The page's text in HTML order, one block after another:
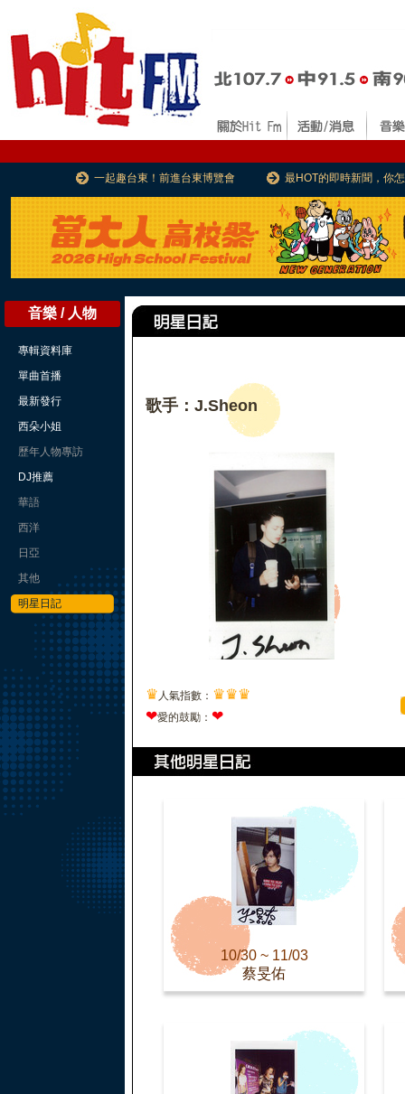
一起趣台東！前進台東博覽會 最HOT的即時新聞，你
音樂 / 人物
專輯資料庫
單曲首播
最新發行
西朵小姐
歷年人物專訪
DJ推薦
華語
西洋
日亞
其他
明星日記
歌手：J.Sheon
♛ 人氣指數： ♛♛♛
❤愛的鼓勵： ❤
10/30 ~ 11/03
蔡旻佑